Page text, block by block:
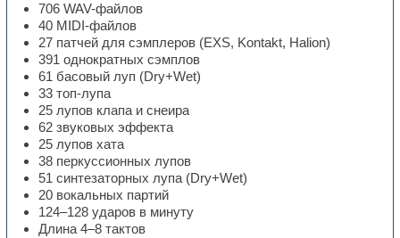
706 WAV-файлов
40 MIDI-файлов
27 патчей для сэмплеров (EXS, Kontakt, Halion)
391 однократных сэмплов
61 басовый луп (Dry+Wet)
33 топ-лупа
25 лупов клапа и снеира
62 звуковых эффекта
25 лупов хата
38 перкуссионных лупов
51 синтезаторных лупа (Dry+Wet)
20 вокальных партий
124–128 ударов в минуту
Длина 4–8 тактов